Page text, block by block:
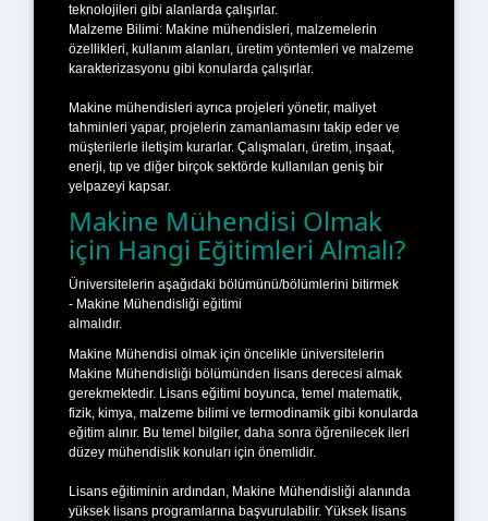
teknolojileri gibi alanlarda çalışırlar.
Malzeme Bilimi: Makine mühendisleri, malzemelerin
özellikleri, kullanım alanları, üretim yöntemleri ve malzeme
karakterizasyonu gibi konularda çalışırlar.
Makine mühendisleri ayrıca projeleri yönetir, maliyet
tahminleri yapar, projelerin zamanlamasını takip eder ve
müşterilerle iletişim kurarlar. Çalışmaları, üretim, inşaat,
enerji, tıp ve diğer birçok sektörde kullanılan geniş bir
yelpazeyi kapsar.
Makine Mühendisi Olmak
için Hangi Eğitimleri Almalı?
Üniversitelerin aşağıdaki bölümünü/bölümlerini bitirmek
- Makine Mühendisliği eğitimi
almalıdır.
Makine Mühendisi olmak için öncelikle üniversitelerin
Makine Mühendisliği bölümünden lisans derecesi almak
gerekmektedir. Lisans eğitimi boyunca, temel matematik,
fizik, kimya, malzeme bilimi ve termodinamik gibi konularda
eğitim alınır. Bu temel bilgiler, daha sonra öğrenilecek ileri
düzey mühendislik konuları için önemlidir.
Lisans eğitiminin ardından, Makine Mühendisliği alanında
yüksek lisans programlarına başvurulabilir. Yüksek lisans